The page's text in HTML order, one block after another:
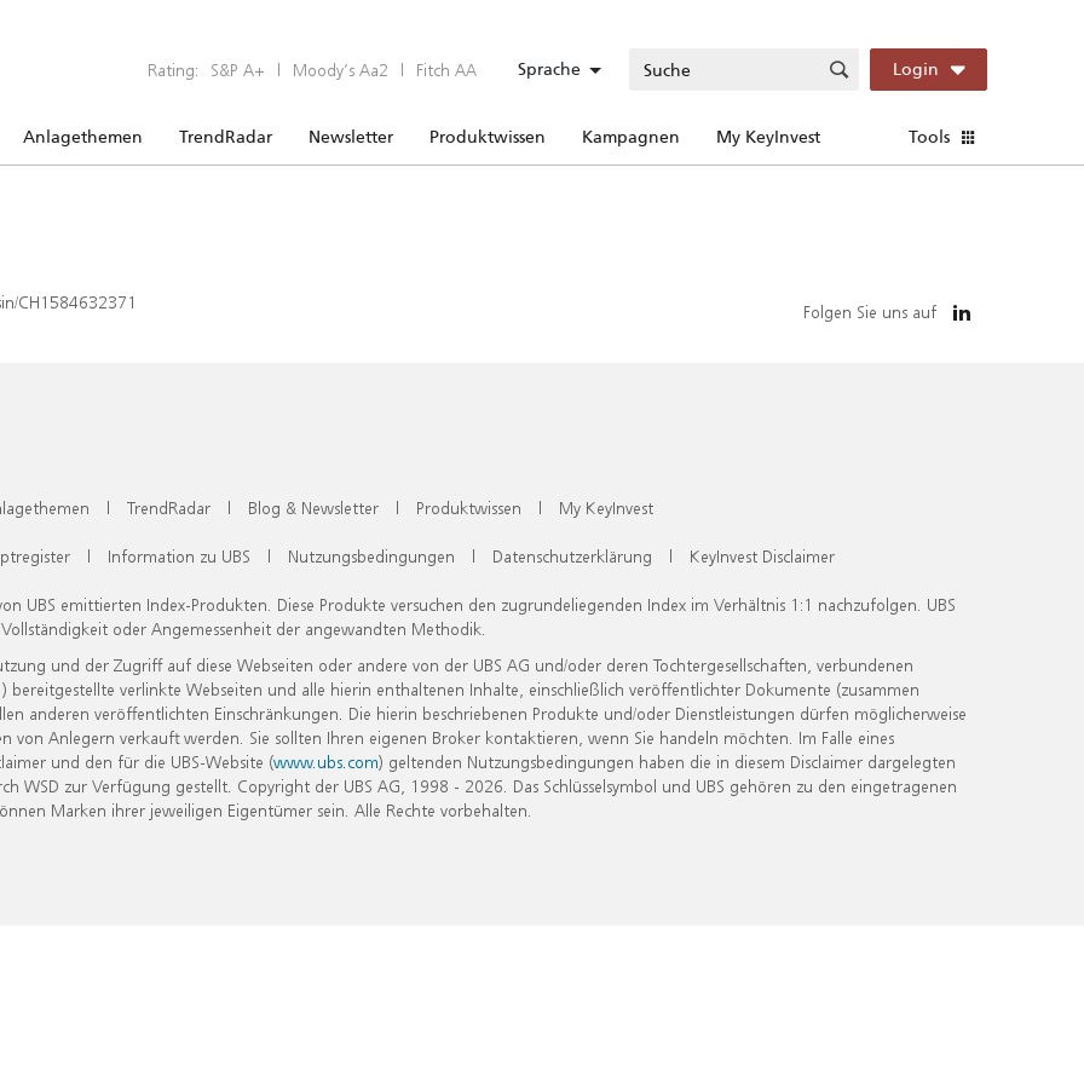
Rating: S&P A+ | Moody’s Aa2 | Fitch AA Sprache Login
Anlagethemen TrendRadar Newsletter Produktwissen Kampagnen My KeyInvest Tools
CH1584632371 Folgen Sie uns auf
| TrendRadar | Blog & Newsletter | Produktwissen | My KeyInvest
| Information zu UBS | Nutzungsbedingungen | Datenschutzerklärung | KeyInvest Disclaimer
UBS emittierten Index-Produkten. Diese Produkte versuchen den zugrundeliegenden Index im Verhältnis 1:1 nachzufolgen. UBS
oder Angemessenheit der angewandten Methodik.
und der Zugriff auf diese Webseiten oder andere von der UBS AG und/oder deren Tochtergesellschaften, verbundenen
verlinkte Webseiten und alle hierin enthaltenen Inhalte, einschließlich veröffentlichter Dokumente (zusammen
anderen veröffentlichten Einschränkungen. Die hierin beschriebenen Produkte und/oder Dienstleistungen dürfen möglicherweise
Anlegern verkauft werden. Sie sollten Ihren eigenen Broker kontaktieren, wenn Sie handeln möchten. Im Falle eines
und den für die UBS-Website (www.ubs.com) geltenden Nutzungsbedingungen haben die in diesem Disclaimer dargelegten
zur Verfügung gestellt. Copyright der UBS AG, 1998 - 2026. Das Schlüsselsymbol und UBS gehören zu den eingetragenen
Marken ihrer jeweiligen Eigentümer sein. Alle Rechte vorbehalten.